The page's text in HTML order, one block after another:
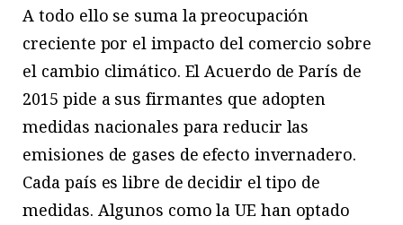
A todo ello se suma la preocupación
creciente por el impacto del comercio sobre
el cambio climático. El Acuerdo de París de
2015 pide a sus firmantes que adopten
medidas nacionales para reducir las
emisiones de gases de efecto invernadero.
Cada país es libre de decidir el tipo de
medidas. Algunos como la UE han optado